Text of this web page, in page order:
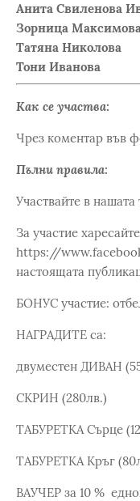
Анита Свиленова
Зорница
Татяна Николова
Тони Иванова
Как се участва:
Чрез коментар във
Пълни правила:
Участвайте в
За участие
https://
настоящата
БОНУС участие:
НАГРАДИТЕ са:
двуместен ДИВАН
СКРИН (280лв.)
ТАБУРЕТКА Сърце
ТАБУРЕТКА Кръг
ВАУЧЕР за 10 %